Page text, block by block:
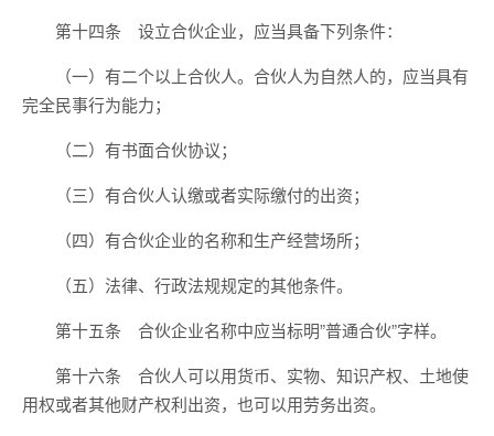
第十四条 设立合伙企业，应当具备下列条件：
（一）有二个以上合伙人。合伙人为自然人的，应当具有
完全民事行为能力；
（二）有书面合伙协议；
（三）有合伙人认缴或者实际缴付的出资；
（四）有合伙企业的名称和生产经营场所；
（五）法律、行政法规规定的其他条件。
第十五条 合伙企业名称中应当标明”普通合伙”字样。
第十六条 合伙人可以用货币、实物、知识产权、土地使
用权或者其他财产权利出资，也可以用劳务出资。